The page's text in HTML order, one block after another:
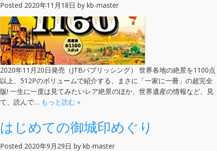
Posted 2020年11月18日 by kb-master
2020年11月20日発売（JTBパブリッシング） 世界各地の絶景を1100点
以上、512Pのボリュームで紹介する、まさに「一家に一冊」の超完全
版! 一生に一度は見てみたいレア絶景のほか、世界遺産の情報など、見
て、読んで… もっと読む »
はじめての御城印めぐり
Posted 2020年9月29日 by kb-master